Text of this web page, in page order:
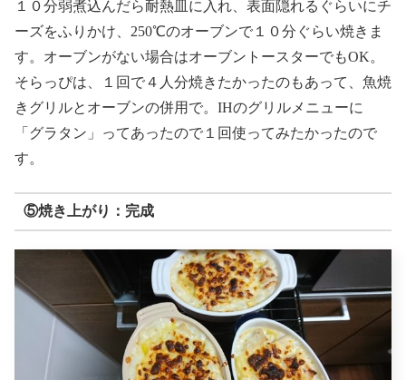
１０分弱煮込んだら耐熱皿に入れ、表面隠れるぐらいにチ
ーズをふりかけ、250℃のオーブンで１０分ぐらい焼きま
す。オーブンがない場合はオーブントースターでもOK。
そらっぴは、１回で４人分焼きたかったのもあって、魚焼
きグリルとオーブンの併用で。IHのグリルメニューに
「グラタン」ってあったので１回使ってみたかったので
す。
⑤焼き上がり：完成